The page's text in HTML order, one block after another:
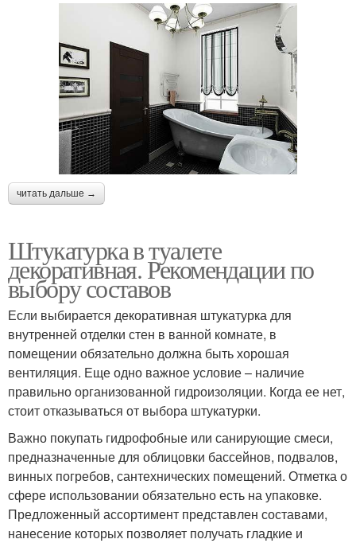
читать дальше →
Штукатурка в туалете
декоративная. Рекомендации по
выбору составов
Если выбирается декоративная штукатурка для
внутренней отделки стен в ванной комнате, в
помещении обязательно должна быть хорошая
вентиляция. Еще одно важное условие – наличие
правильно организованной гидроизоляции. Когда ее нет,
стоит отказываться от выбора штукатурки.
Важно покупать гидрофобные или санирующие смеси,
предназначенные для облицовки бассейнов, подвалов,
винных погребов, сантехнических помещений. Отметка о
сфере использовании обязательно есть на упаковке.
Предложенный ассортимент представлен составами,
нанесение которых позволяет получать гладкие и